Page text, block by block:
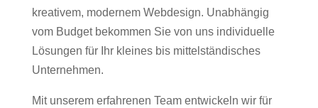
kreativem, modernem Webdesign. Unabhängig
vom Budget bekommen Sie von uns individuelle
Lösungen für Ihr kleines bis mittelständisches
Unternehmen.
Mit unserem erfahrenen Team entwickeln wir für